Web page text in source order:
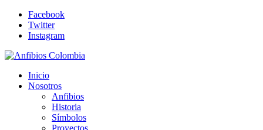
Facebook
Twitter
Instagram
Inicio
Nosotros
Anfibios
Historia
Símbolos
Proyectos